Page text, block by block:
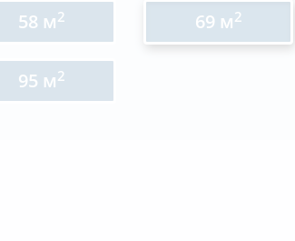
58 м2 69 м2
95 м2